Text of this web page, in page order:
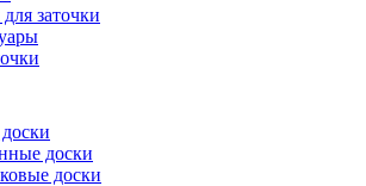
заточки
доски
доски